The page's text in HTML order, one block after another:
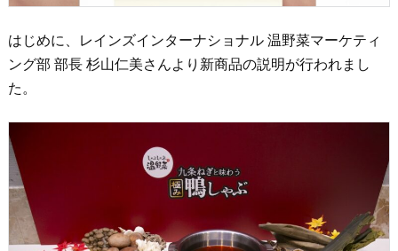
はじめに、レインズインターナショナル 温野菜マーケティ
ング部 部長 杉山仁美さんより新商品の説明が行われまし
た。